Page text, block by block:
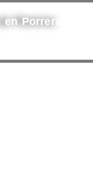
Porrera